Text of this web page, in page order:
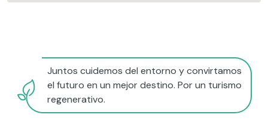
Juntos cuidemos del entorno y convirtamos
el futuro en un mejor destino. Por un turismo
regenerativo.